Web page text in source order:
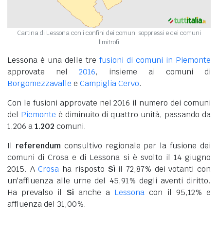
Cartina di Lessona con i confini dei comuni soppressi e dei comuni
limitrofi
Lessona è una delle tre fusioni di comuni in Piemonte
approvate nel 2016, insieme ai comuni di
Borgomezzavalle e Campiglia Cervo.
Con le fusioni approvate nel 2016 il numero dei comuni
del Piemonte è diminuito di quattro unità, passando da
1.206 a1.202 comuni.
Il referendum consultivo regionale per la fusione dei
comuni di Crosa e di Lessona si è svolto il 14 giugno
2015. ACrosa ha risposto Sì il 72,87% dei votanti con
un'affluenza alle urne del 45,91% degli aventi diritto.
Ha prevalso il Sì anche a Lessona con il 95,12% e
affluenza del 31,00%.